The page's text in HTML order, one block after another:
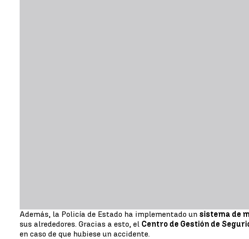
Además, la Policía de Estado ha implementado un sistema de
sus alrededores. Gracias a esto, el Centro de Gestión de
en caso de que hubiese un accidente.